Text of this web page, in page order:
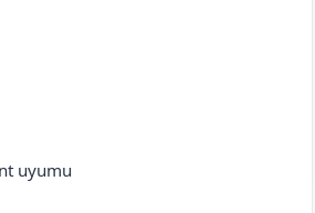
uyumu